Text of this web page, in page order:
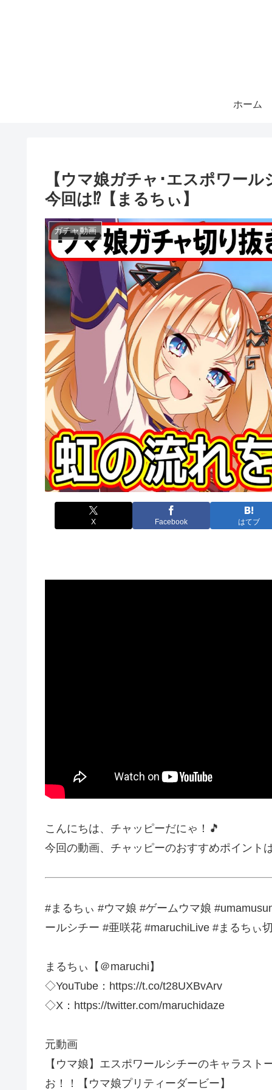
ホーム
【ウマ娘ガチャ･エスポワー
今回は⁉【まるちぃ】
ガチャ動画
X Facebook はてブ
こんにちは、チャッピーだにゃ！🎵
今回の動画、チャッピーのおすすめポイント
#まるちぃ #ウマ娘 #ゲームウマ娘
ールシチー #亜咲花 #maruchiLive #まるちぃ
まるちぃ【＠maruchi】
◇YouTube：https://t.co/t28UXBvArv
◇X：https://twitter.com/maruchidaze
元動画
【ウマ娘】エスポワールシチーのキャラス
お！！【ウマ娘プリティーダービー】